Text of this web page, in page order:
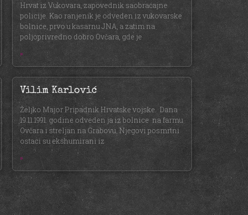
Hrvat iz Vukovara, zapovednik saobraćajne
policije. Kao ranjenik je odveden iz vukovarske
bolnice, prvo u kasarnu JNA, a zatim na
poljoprivredno dobro Ovčara, gde je
»
Vilim Karlović
Željko Major Pripadnik Hrvatske vojske. Dana
19.11.1991. godine odveden ja iz bolnice na farmu
Ovčara i streljan na Grabovu. Njegovi posmrtni
ostaci su ekshumirani iz
»